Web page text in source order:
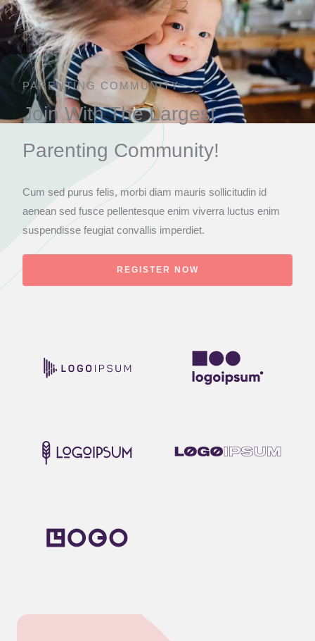
PARENTING COMMUNITY
Join With The Largest
Parenting Community!
Cum sed purus felis, morbi diam mauris sollicitudin id
aenean sed fusce pellentesque enim viverra luctus enim
suspendisse feugiat convallis imperdiet.
REGISTER NOW